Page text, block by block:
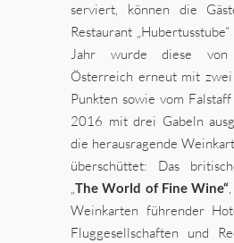
serviert, können die
Restaurant
Jahr wurde diese
Österreich erneut mit
Punkten sowie vom
2016 mit drei Gabeln
die herausragende
überschüttet: Das
„The World of Fine Wine“
Weinkarten führender
Fluggesellschaften und